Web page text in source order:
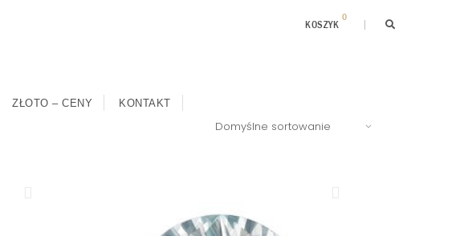
KOSZYK
0
ZŁOTO – CENY KONTAKT